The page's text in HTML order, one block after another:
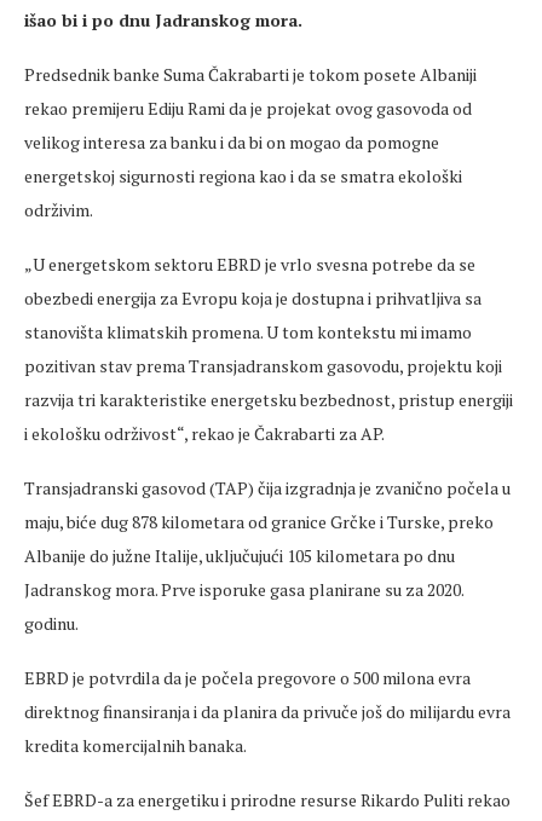
išao bi i po dnu Jadranskog mora.
Predsednik banke Suma Čakrabarti je tokom posete Albaniji
rekao premijeru Ediju Rami da je projekat ovog gasovoda od
velikog interesa za banku i da bi on mogao da pomogne
energetskoj sigurnosti regiona kao i da se smatra ekološki
održivim.
„U energetskom sektoru EBRD je vrlo svesna potrebe da se
obezbedi energija za Evropu koja je dostupna i prihvatljiva sa
stanovišta klimatskih promena. U tom kontekstu mi imamo
pozitivan stav prema Transjadranskom gasovodu, projektu koji
razvija tri karakteristike energetsku bezbednost, pristup energiji
i ekološku održivost“, rekao je Čakrabarti za AP.
Transjadranski gasovod (TAP) čija izgradnja je zvanično počela u
maju, biće dug 878 kilometara od granice Grčke i Turske, preko
Albanije do južne Italije, uključujući 105 kilometara po dnu
Jadranskog mora. Prve isporuke gasa planirane su za 2020.
godinu.
EBRD je potvrdila da je počela pregovore o 500 milona evra
direktnog finansiranja i da planira da privuče još do milijardu evra
kredita komercijalnih banaka.
Šef EBRD-a za energetiku i prirodne resurse Rikardo Puliti rekao